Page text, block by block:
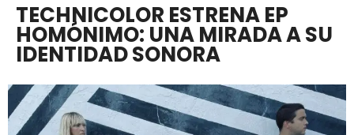
TECHNICOLOR ESTRENA EP
HOMÓNIMO: UNA MIRADA A SU
IDENTIDAD SONORA